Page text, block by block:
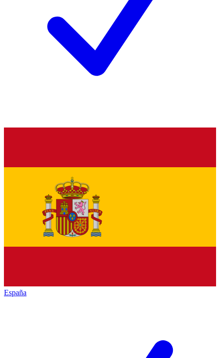
España